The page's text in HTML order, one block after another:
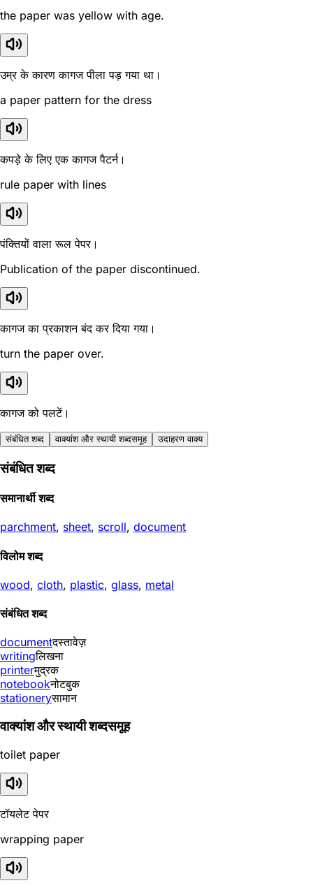
the paper was yellow with age.
उम्र के कारण कागज पीला पड़ गया था।
a paper pattern for the dress
कपड़े के लिए एक कागज पैटर्न।
rule paper with lines
पंक्तियों वाला रूल पेपर।
Publication of the paper discontinued.
कागज का प्रकाशन बंद कर दिया गया।
turn the paper over.
कागज को पलटें।
संबंधित शब्द वाक्यांश और स्थायी शब्दसमूह उदाहरण वाक्य
संबंधित शब्द
समानार्थी शब्द
parchment, sheet, scroll, document
विलोम शब्द
wood, cloth, plastic, glass, metal
संबंधित शब्द
documentदस्तावेज़
writingलिखना
printerमुद्रक
notebookनोटबुक
stationeryसामान
वाक्यांश और स्थायी शब्दसमूह
toilet paper
टॉयलेट पेपर
wrapping paper